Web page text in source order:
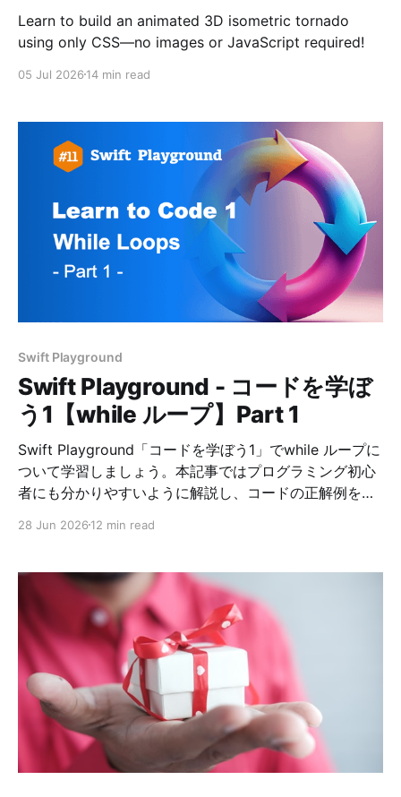
Learn to build an animated 3D isometric tornado
using only CSS—no images or JavaScript required!
05 Jul 2026 14 min read
Swift Playground
Swift Playground - コードを学ぼ
う1【while ループ】Part 1
Swift Playground「コードを学ぼう1」でwhile ループに
ついて学習しましょう。本記事ではプログラミング初心
者にも分かりやすいように解説し、コードの正解例を掲
28 Jun 2026 12 min read